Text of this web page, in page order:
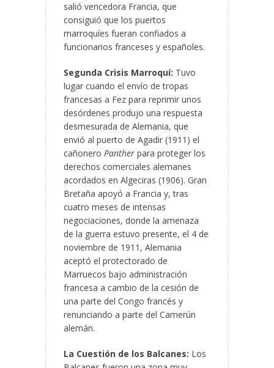
salió vencedora Francia, que
consiguió que los puertos
marroquíes fueran confiados a
funcionarios franceses y españoles.
Segunda Crisis Marroquí: Tuvo
lugar cuando el envío de tropas
francesas a Fez para reprimir unos
desórdenes produjo una respuesta
desmesurada de Alemania, que
envió al puerto de Agadir (1911) el
cañonero Panther para proteger los
derechos comerciales alemanes
acordados en Algeciras (1906). Gran
Bretaña apoyó a Francia y, tras
cuatro meses de intensas
negociaciones, donde la amenaza
de la guerra estuvo presente, el 4 de
noviembre de 1911, Alemania
aceptó el protectorado de
Marruecos bajo administración
francesa a cambio de la cesión de
una parte del Congo francés y
renunciando a parte del Camerún
alemán.
La Cuestión de los Balcanes: Los